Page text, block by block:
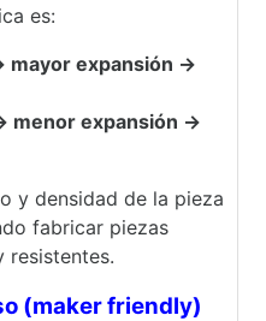
es:
mayor expansión →
menor expansión →
y densidad de la pieza
fabricar piezas
resistentes.
(maker friendly)